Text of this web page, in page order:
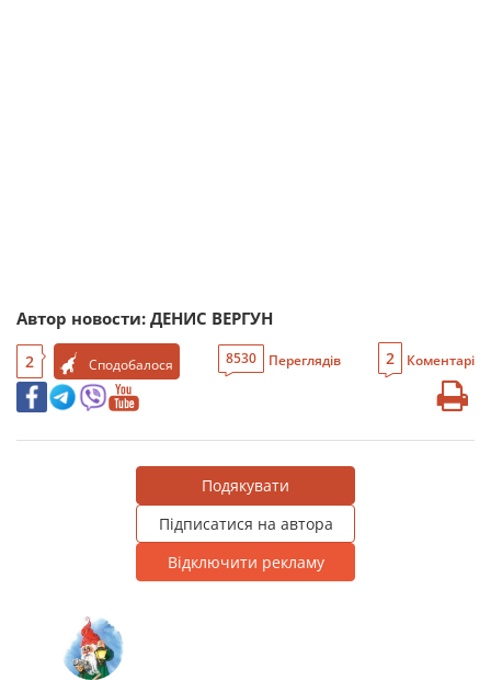
Автор новости: ДЕНИС ВЕРГУН
2 Сподобалося 8530 Переглядів 2 Коментарі
Подякувати
Підписатися на автора
Відключити рекламу